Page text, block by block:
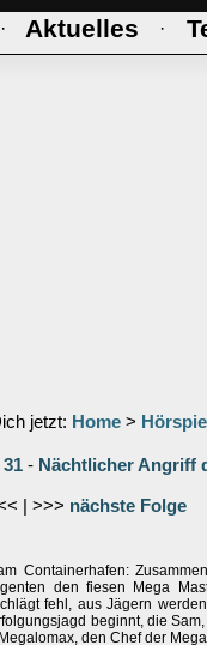
· Aktuelles ·
jetzt: Home >
31 - Nächtlicher Angriff
| >>> nächste Folge
Containerhafen:
den fiesen Mega
fehl, aus Jägern
beginnt, die Sam,
den Chef der